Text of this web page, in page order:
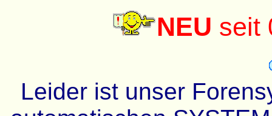
NEU seit
Leider ist unser